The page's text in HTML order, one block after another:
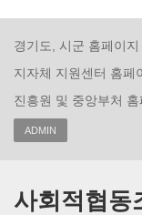
경기도, 시군 홈페이지
지자체 지원센터 홈페
진흥원 및 중앙부처 홈
ADMIN
사회적협동